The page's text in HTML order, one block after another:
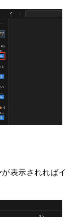
が表示されればイ